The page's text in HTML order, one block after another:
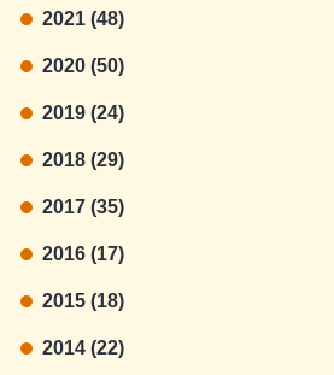
2021 (48)
2020 (50)
2019 (24)
2018 (29)
2017 (35)
2016 (17)
2015 (18)
2014 (22)